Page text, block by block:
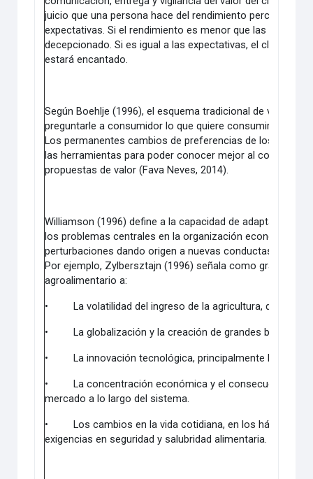
juicio que una persona hace del rendimiento percibido de
expectativas. Si el rendimiento es menor que las
decepcionado. Si es igual a las expectativas, el cliente
estará encantado.
Según Boehlje (1996), el esquema tradicional de vender
preguntarle a consumidor lo que quiere consumir y, de
Los permanentes cambios de preferencias de los
las herramientas para poder conocer mejor al
propuestas de valor (Fava Neves, 2014).
Williamson (1996) define a la capacidad de adaptación
los problemas centrales en la organización económica.
perturbaciones dando origen a nuevas conductas,
Por ejemplo, Zylbersztajn (1996) señala como grandes
agroalimentario a:
•La volatilidad del ingreso de la agricultura, que
•La globalización y la creación de grandes bloques
•La innovación tecnológica, principalmente la
•La concentración económica y el consecuente
mercado a lo largo del sistema.
•Los cambios en la vida cotidiana, en los hábitos
exigencias en seguridad y salubridad alimentaria.